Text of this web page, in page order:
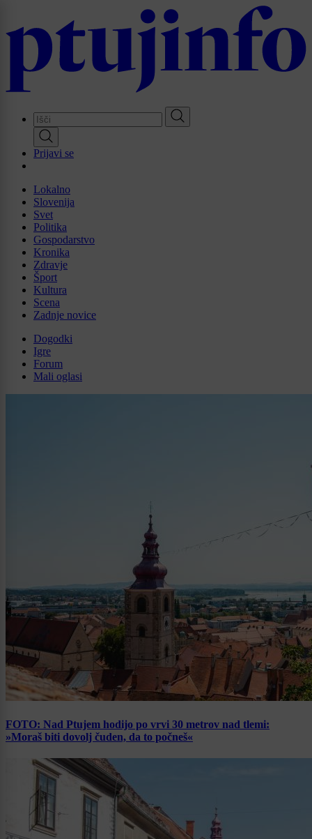
main
Prijavi se
Lokalno
Slovenija
Svet
Politika
Gospodarstvo
Kronika
Zdravje
Šport
Kultura
Scena
Zadnje novice
Dogodki
Igre
Forum
Mali oglasi
FOTO: Nad Ptujem hodijo po vrvi 30 metrov nad tlemi:
»Moraš biti dovolj čuden, da to počneš«